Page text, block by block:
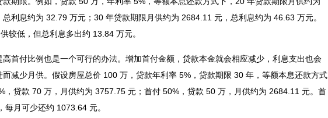
利息约为 32.79 万元；30 年贷款期限月供约为 2684.11 元，总利息约为 46.63 万元。
较低，但总利息多出约 13.84 万元。
高首付比例也是一个可行的办法。增加首付金额，贷款本金就会相应减少，利息支出也会
而减少月供。假设房屋总价 100 万，贷款年利率 5%，贷款期限 30 年，等额本息还款方式
，贷款 70 万，月供约为 3757.75 元；首付 50%，贷款 50 万，月供约为 2684.11 元。首
每月可少还约 1073.64 元。